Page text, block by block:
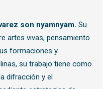
son nyamnyam. Su
artes vivas, pensamiento
formaciones y
su trabajo tiene como
difracción y el